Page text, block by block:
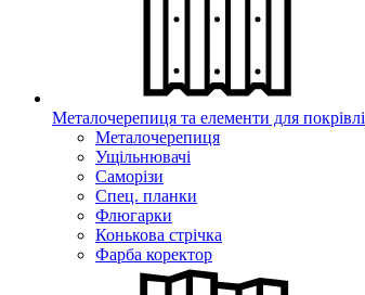
Металочерепиця та елементи для покрівлі
Металочерепиця
Ущільнювачі
Саморізи
Спец. планки
Флюгарки
Конькова стрічка
Фарба коректор